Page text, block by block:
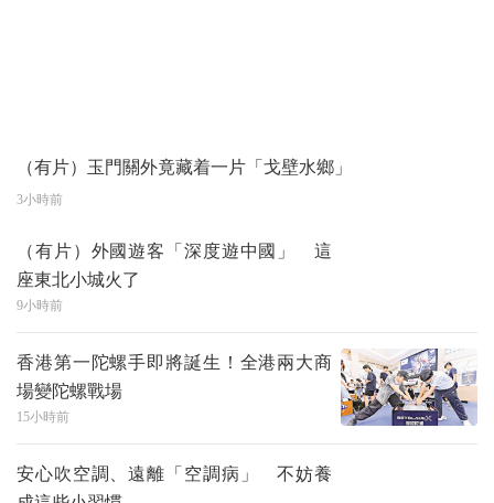
（有片）玉門關外竟藏着一片「戈壁水鄉」
3小時前
（有片）外國遊客「深度遊中國」 這
座東北小城火了
9小時前
香港第一陀螺手即將誕生！全港兩大商
場變陀螺戰場
15小時前
安心吹空調、遠離「空調病」 不妨養